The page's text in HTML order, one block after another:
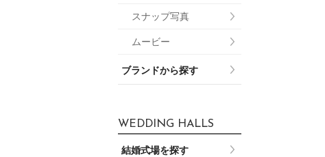
スナップ写真
ムービー
ブランドから探す
WEDDING HALLS
結婚式場を探す